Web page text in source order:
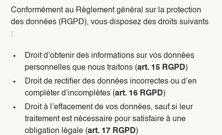
Conformément au Règlement général sur la protection
des données (RGPD), vous disposez des droits suivants
:
Droit d’obtenir des informations sur vos données
personnelles que nous traitons (art. 15 RGPD)
Droit de rectifier des données incorrectes ou d’en
compléter d’incomplètes (art. 16 RGPD)
Droit à l’effacement de vos données, sauf si leur
traitement est nécessaire pour satisfaire à une
obligation légale (art. 17 RGPD)